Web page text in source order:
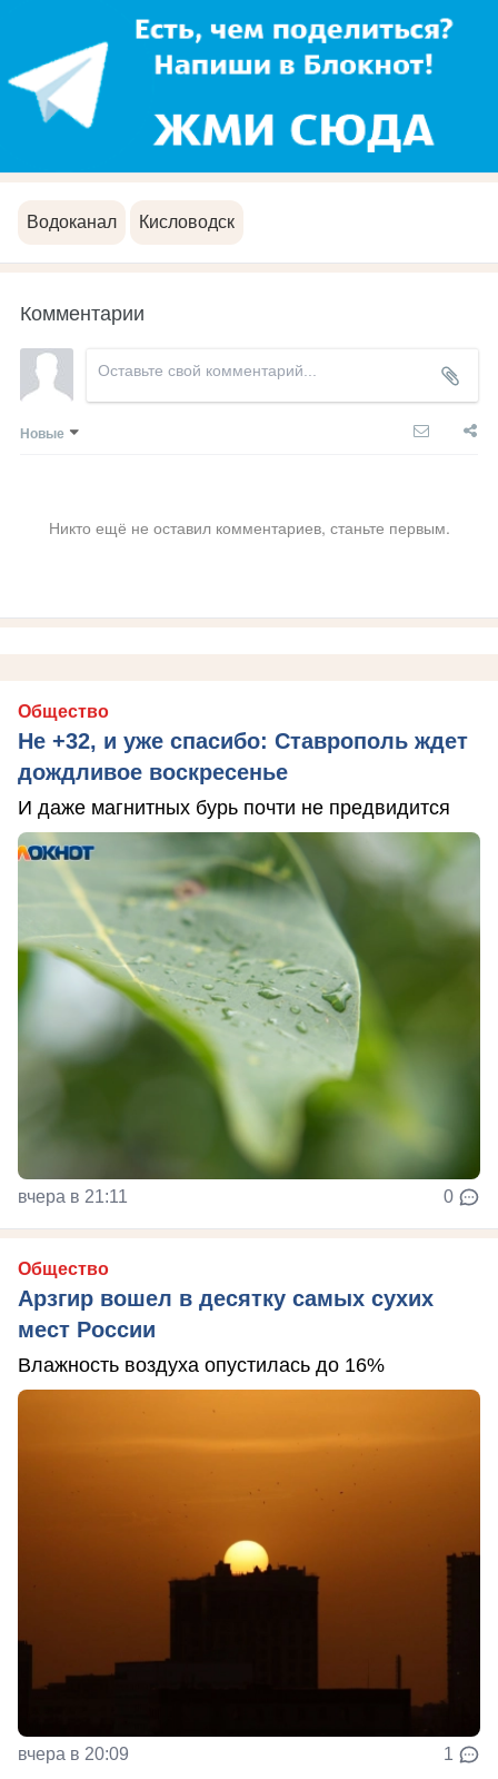
Водоканал Кисловодск
Комментарии
Новые
Никто ещё не оставил комментариев, станьте первым.
Общество
Не +32, и уже спасибо: Ставрополь ждет
дождливое воскресенье
И даже магнитных бурь почти не предвидится
вчера в 21:11 0
Общество
Арзгир вошел в десятку самых сухих
мест России
Влажность воздуха опустилась до 16%
вчера в 20:09 1